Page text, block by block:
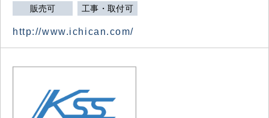
販売可 工事・取付可
http://www.ichican.com/